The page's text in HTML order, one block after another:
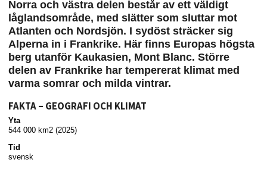
Norra och västra delen består av ett väldigt
låglandsområde, med slätter som sluttar mot
Atlanten och Nordsjön. I sydöst sträcker sig
Alperna in i Frankrike. Här finns Europas högsta
berg utanför Kaukasien, Mont Blanc. Större
delen av Frankrike har tempererat klimat med
varma somrar och milda vintrar.
FAKTA – GEOGRAFI OCH KLIMAT
Yta
544 000 km2 (2025)
Tid
svensk